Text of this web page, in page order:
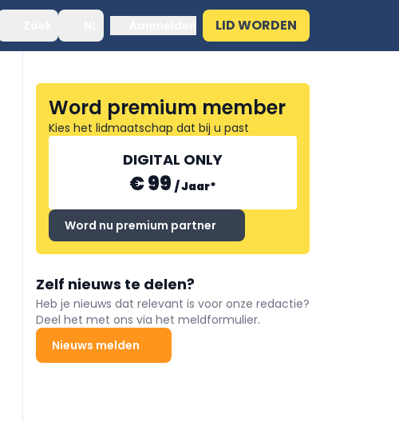
LID WORDEN
Word premium member
Kies het lidmaatschap dat bij u past
DIGITAL ONLY
€ 99 /Jaar*
Word nu premium partner
Zelf nieuws te delen?
Heb je nieuws dat relevant is voor onze redactie?
Deel het met ons via het meldformulier.
Nieuws melden